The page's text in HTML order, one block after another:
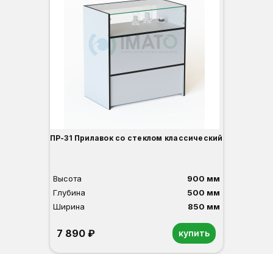
ПР-31 Прилавок со стеклом классический
Высота
900 мм
Глубина
500 мм
Ширина
850 мм
7 890 ₽ купить